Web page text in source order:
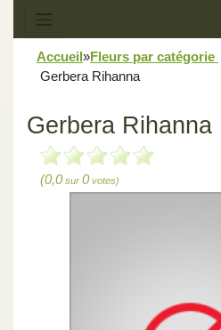
Accueil»Fleurs par catégorie
Gerbera Rihanna
Gerbera Rihanna
(0,0sur 0votes)